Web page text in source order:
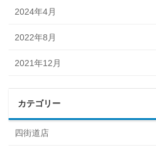
2024年4月
2022年8月
2021年12月
カテゴリー
四街道店